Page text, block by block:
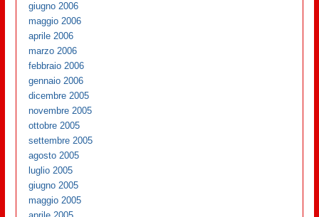
giugno 2006
maggio 2006
aprile 2006
marzo 2006
febbraio 2006
gennaio 2006
dicembre 2005
novembre 2005
ottobre 2005
settembre 2005
agosto 2005
luglio 2005
giugno 2005
maggio 2005